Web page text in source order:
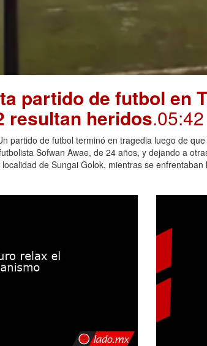
partido de futbol en
resultan heridos.05:42
partido de futbol terminó en tragedia luego de
Sofwan Awae, de 24 años, y dejando a
de Sungai Golok, mientras se